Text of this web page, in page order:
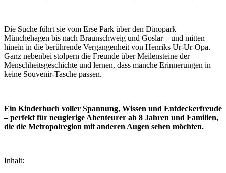
Die Suche führt sie vom Erse Park über den Dinopark
Münchehagen bis nach Braunschweig und Goslar – und mitten
hinein in die berührende Vergangenheit von Henriks Ur-Ur-Opa.
Ganz nebenbei stolpern die Freunde über Meilensteine der
Menschheitsgeschichte und lernen, dass manche Erinnerungen in
keine Souvenir-Tasche passen.
Ein Kinderbuch voller Spannung, Wissen und Entdeckerfreude
– perfekt für neugierige Abenteurer ab 8 Jahren und Familien,
die die Metropolregion mit anderen Augen sehen möchten.
Inhalt: